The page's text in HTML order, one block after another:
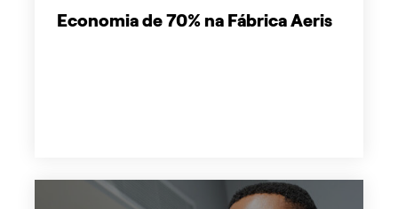
Economia de 70% na Fábrica Aeris